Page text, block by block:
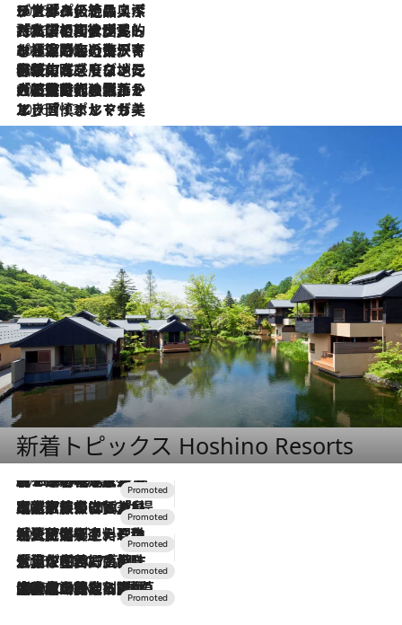
2026.8.8
リスボンの絶品スイーツ「パステル・デ・ナタ」とは？ポルトガル伝統の奥深い世界へ
2026.7.27
「私の祖国はポルトガル語です」国民的詩人フェルナンド・ペソアと、彼が愛した文学の街を歩く
2026.7.26
ポルトガル近海が育む極上の海の幸。キリリと冷えた白ワインと愉しむ、シーフード専門店の贅沢
2026.7.22
伝統の味をモダンに昇華。高感度な地元客が集う、リスボンの最旬ガストロノミー
2026.7.21
大航海時代の栄華から、震災、独裁、そして革命へ。ポルトガル・首都リスボンの石畳に刻まれた「歴史の光と影」
2026.7.13
エッセイ・ヤマザキマリ「慎ましくも美しき国 ポルトガル」
新着トピックス Hoshino Resorts
2026.8.7
【トンボの足水浴】ヒノキの香りに包まれて涼感マックス！約13℃の湧水かけ流しを避暑地「星野温泉 トンボの湯」で体験
2026.7.31
【ホテル帰省】という選択肢をOMOが提案。家族とほどよい距離を保つには「昼は実家、夜は気兼ねなくホテルで！」
2026.7.24
【夏限定ディナーコース】旬を迎える稚鮎や花ズッキーニなどをイタリア・トスカーナの郷土料理の手法で満喫！
2026.7.17
「土佐和ハーブかき氷」がOMO7高知に登場！生姜、山椒、大葉など目にも舌にも涼を呼ぶ郷土の味
2026.7.10
NEW OPEN！【界 草津】名湯の地に誕生。趣の異なる2種の温泉と上州ならではの会席・蕎麦割烹など美食を味わう究極の癒やし旅